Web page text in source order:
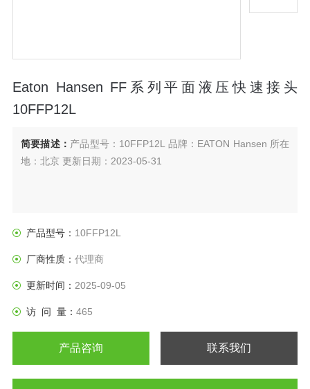
Eaton Hansen FF系列平面液压快速接头
10FFP12L
简要描述： 产品型号：10FFP12L 品牌：EATON Hansen 所在
地：北京 更新日期：2023-05-31
产品型号： 10FFP12L
厂商性质： 代理商
更新时间： 2025-09-05
访 问 量： 465
产品咨询 联系我们